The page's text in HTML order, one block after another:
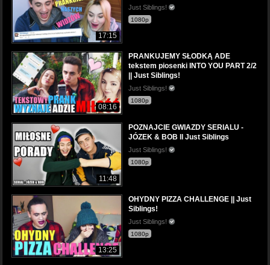
17:15
Just Siblings!
1080p
08:16
PRANKUJEMY SŁODKĄ ADE
tekstem piosenki INTO YOU PART 2/2
|| Just Siblings!
Just Siblings!
1080p
11:48
POZNAJCIE GWIAZDY SERIALU -
JÓZEK & BOB ll Just Siblings
Just Siblings!
1080p
13:25
OHYDNY PIZZA CHALLENGE || Just
Siblings!
Just Siblings!
1080p